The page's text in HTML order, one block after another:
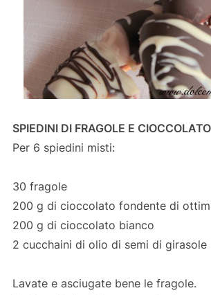
SPIEDINI DI FRAGOLE E CIOCCOLATO
Per 6 spiedini misti:
30 fragole
200 g di cioccolato fondente di
200 g di cioccolato bianco
2 cucchaini di olio di semi di girasole
Lavate e asciugate bene le fragole.